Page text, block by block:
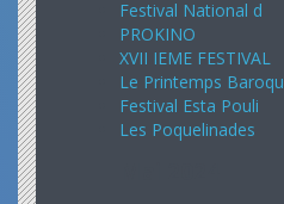
Festival National d
PROKINO
XVII IEME FESTIVAL
Le Printemps Baroqu
Festival Esta Pouli
Les Poquelinades